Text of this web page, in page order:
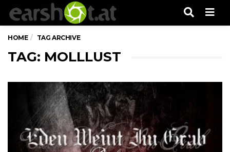
HOME TAG ARCHIVE
TAG: MOLLLUST